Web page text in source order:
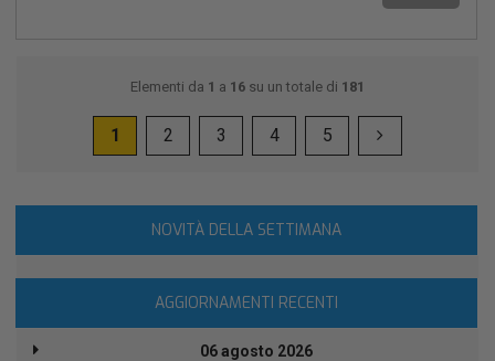
Elementi da 1 a 16 su un totale di 181
1 2 3 4 5
NOVITÀ DELLA SETTIMANA
AGGIORNAMENTI RECENTI
06 agosto 2026